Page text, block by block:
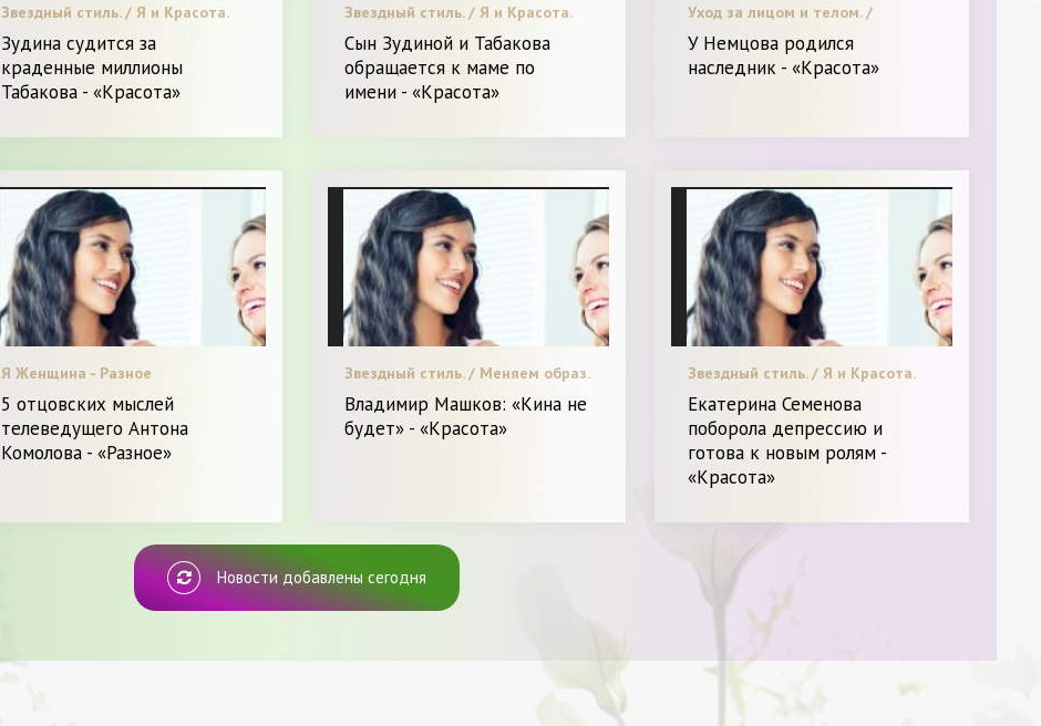
Звездный стиль. / Я и Красота.
Зудина судится за
краденные миллионы
Табакова - «Красота»
Звездный стиль. / Я и Красота.
Сын Зудиной и Табакова
обращается к маме по
имени - «Красота»
Уход за лицом и телом. /
Звездный стиль. / Я и Красота.
У Немцова родился
наследник - «Красота»
Я Женщина - Разное
5 отцовских мыслей
телеведущего Антона
Комолова - «Разное»
Звездный стиль. / Меняем образ.
/ Секреты красоты. / Я и
Красота.
Владимир Машков: «Кина не
будет» - «Красота»
Звездный стиль. / Я и Красота.
Екатерина Семенова
поборола депрессию и
готова к новым ролям -
«Красота»
Новости добавлены сегодня